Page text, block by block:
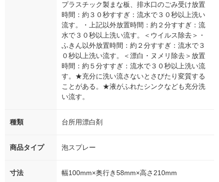
プラスチック製まな板、排水口のごみ受け放置
時間：約３０秒すすぎ：流水で３０秒以上洗い
流す。・上記以外放置時間：約２分すすぎ：流
水で３０秒以上洗い流す。＜ウイルス除去＞・
ふきん以外放置時間：約２分すすぎ：流水で３
０秒以上洗い流す。＜漂白・ヌメリ除去＞放置
時間：約５分すすぎ：流水で３０秒以上洗い流
す。★充分に洗い流さないとさびたり変質する
ことがある。★液がふれたシンクなども充分洗
い流す。
種類 台所用漂白剤
商品タイプ 泡スプレー
寸法 幅100mm×奥行き58mm×高さ210mm